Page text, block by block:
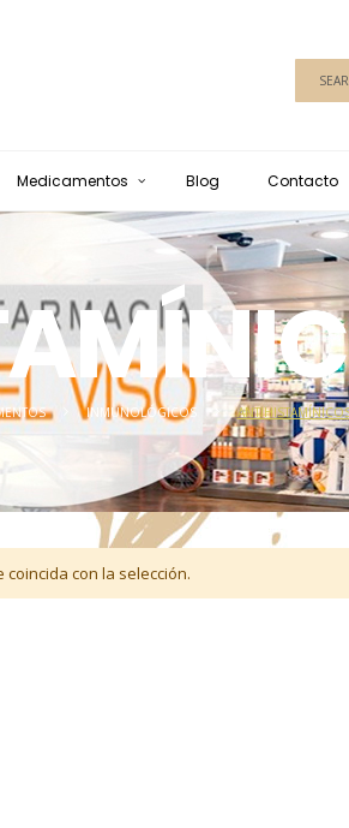
Medicamentos Blog Contacto
INMUNOLÓGICOS
con la selección.